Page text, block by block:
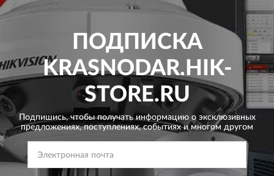
ПОДПИСКА
KRASNODAR.HIK-
STORE.RU
Подпишись, чтобы получать информацию о эксклюзивных
предложениях,поступлениях, событиях и многом другом